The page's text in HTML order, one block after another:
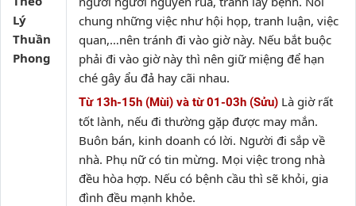
Lý
Thuần
Phong
chung những việc như hội họp, tranh luận, việc
quan,…nên tránh đi vào giờ này. Nếu bắt buộc
phải đi vào giờ này thì nên giữ miệng để hạn
ché gây ẩu đả hay cãi nhau.
Từ 13h-15h (Mùi) và từ 01-03h (Sửu) Là giờ rất
tốt lành, nếu đi thường gặp được may mắn.
Buôn bán, kinh doanh có lời. Người đi sắp về
nhà. Phụ nữ có tin mừng. Mọi việc trong nhà
đều hòa hợp. Nếu có bệnh cầu thì sẽ khỏi, gia
đình đều mạnh khỏe.